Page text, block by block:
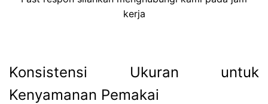
kerja
Konsistensi Ukuran untuk
Kenyamanan Pemakai